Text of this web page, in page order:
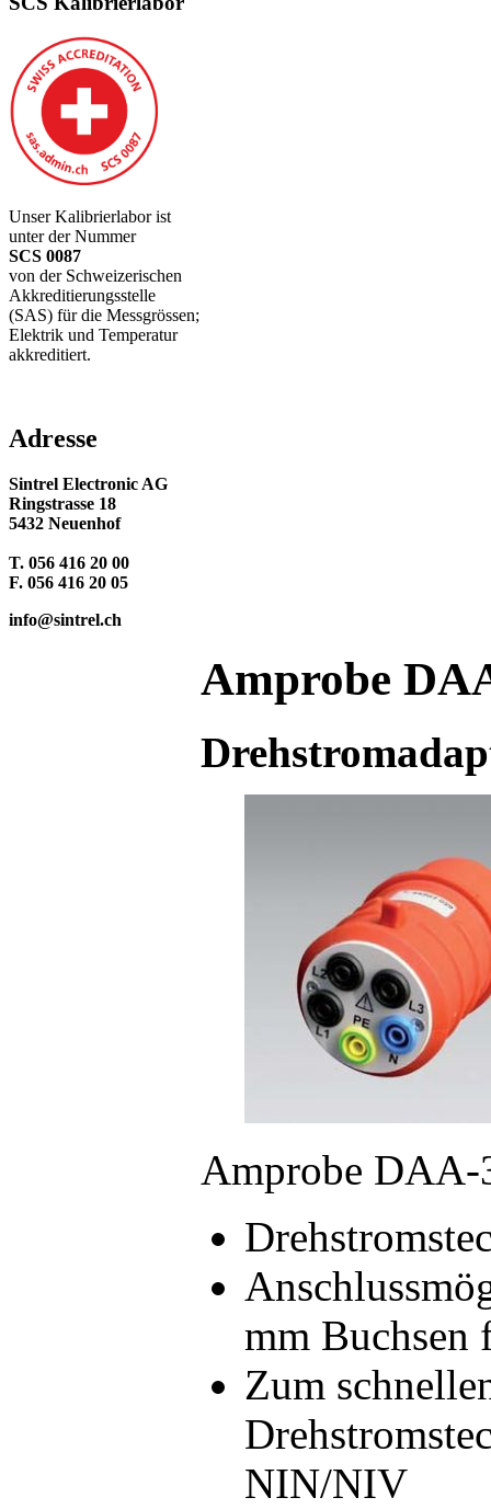
Unser Kalibrierlabor ist
unter der Nummer
SCS 0087
von der Schweizerischen
Akkreditierungsstelle
(SAS) für die Messgrössen;
Elektrik und Temperatur
akkreditiert.
Adresse
Sintrel Electronic AG
Ringstrasse 18
5432 Neuenhof
T. 056 416 20 00
F. 056 416 20 05
info@sintrel.ch
Amprobe
Amprobe DAA-
mm
Zum
NIN/NIV